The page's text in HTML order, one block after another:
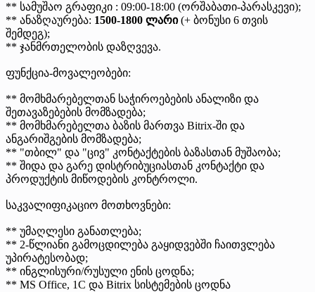
** სამუშაო გრაფიკი : 09:00-18:00 (ორშაბათი-პარასკევი);
** ანაზღაურება: 1500-1800 ლარი(+ ბონუსი 6 თვის
შემდეგ);
** ჯანმრთელობის დაზღვევა.
ფუნქცია-მოვალეობები:
** მომხმარებელთან საჭიროებების ანალიზი და
შეთავაზებების მომზადება;
** მომხმარებელთა ბაზის მართვა Bitrix-ში და
ანგარიშგების მომზადება;
** "თბილ" და "ცივ" კონტაქტების ბაზასთან მუშაობა;
** შიდა და გარე დისტრიბუციასთან კონტაქტი და
პროდუქტის მიწოდების კონტროლი.
საკვალიფიკაციო მოთხოვნები:
** უმაღლესი განათლება;
** 2-წლიანი გამოცდილება გაყიდვებში ჩაითვლება
უპირატესობად;
** ინგლისური/რუსული ენის ცოდნა;
** MS Office, 1C და Bitrix სისტემების ცოდნა